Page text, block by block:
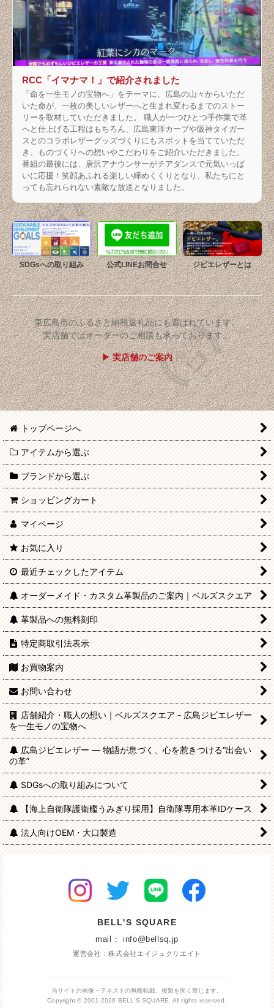
RCC「イマナマ！」で紹介されました
「命を一生モノの宝物へ」をテーマに、広島の山々からいただ
いた命が、一枚の美しいレザーへと生まれ変わるまでのストー
リーを取材していただきました。 職人が一つひとつ手作業で革
へと仕上げる工程はもちろん、広島東洋カープや阪神タイガー
スとのコラボレザーグッズづくりにもスポットを当てていただ
き、ものづくりへの想いやこだわりをご紹介いただきました。
番組の最後には、唐沢アナウンサーがチアダンスで元気いっぱ
いに応援！笑顔あふれる楽しい締めくくりとなり、私たちにと
っても忘れられない素敵な放送となりました。
SDGsへの取り組み 公式LINEお問合せ ジビエレザーとは
東広島市のふるさと納税返礼品にも選ばれています。
実店舗ではオーダーのご相談も承っております。
▶ 実店舗のご案内
トップページへ
アイテムから選ぶ
ブランドから選ぶ
ショッピングカート
マイページ
お気に入り
最近チェックしたアイテム
オーダーメイド・カスタム革製品のご案内｜ベルズスクエア
革製品への無料刻印
特定商取引法表示
お買物案内
お問い合わせ
店舗紹介・職人の想い｜ベルズスクエア - 広島ジビエレザー
を一生モノの宝物へ
広島ジビエレザー — 物語が息づく、心を惹きつける“出会い
の革”
SDGsへの取り組みについて
【海上自衛隊護衛艦うみぎり採用】自衛隊専用本革IDケース
法人向けOEM・大口製造
BELL'S SQUARE
mail： info@bellsq.jp
運営会社：株式会社エイジュクリエイト
当サイトの画像・テキストの無断転載、複製を固く禁じます。
Copyright © 2001-2026 BELL'S SQUARE. All rights reserved.